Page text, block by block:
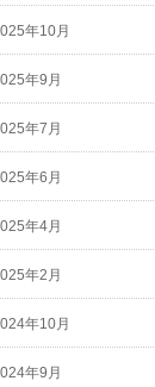
年10月
年9月
年7月
年6月
年4月
年2月
年10月
年9月